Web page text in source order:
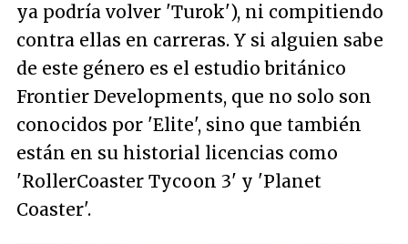
ya podría volver 'Turok'), ni compitiendo
contra ellas en carreras. Y si alguien sabe
de este género es el estudio británico
Frontier Developments, que no solo son
conocidos por 'Elite', sino que también
están en su historial licencias como
'RollerCoaster Tycoon 3' y 'Planet
Coaster'.